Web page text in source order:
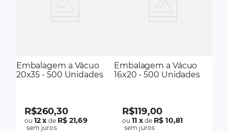
Embalagem a Vácuo
20x35 - 500 Unidades
R$260,30
ou12x de R$ 21,69
sem juros
Embalagem a Vácuo
16x20 - 500 Unidades
R$119,00
ou11 xde R$ 10,81
sem juros